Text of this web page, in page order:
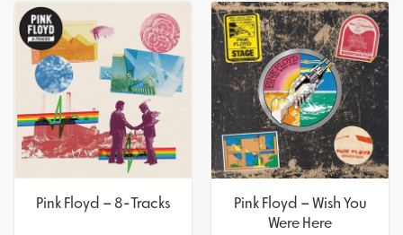
Pink Floyd – Wish You
Were Here
Pink Floyd – 8-Tracks